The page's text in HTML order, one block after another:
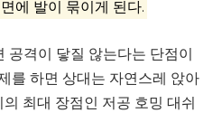
에 발이 묶이게 된다.
공격이 닿질 않는다는 단점이
를 하면 상대는 자연스레 앉아
최대 장점인 저공 호밍 대쉬